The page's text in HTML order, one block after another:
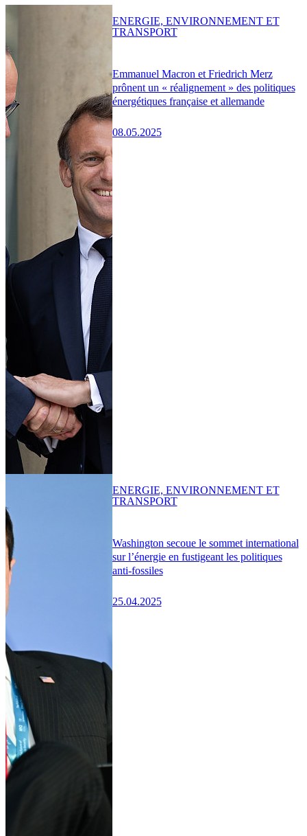
Emmanuel Macron et Friedrich Merz
prônent un « réalignement » des politiques
énergétiques française et allemande
08.05.2025
ENERGIE, ENVIRONNEMENT ET
TRANSPORT
Washington secoue le sommet international
sur l’énergie en fustigeant les politiques
anti-fossiles
25.04.2025
ENERGIE, ENVIRONNEMENT ET
TRANSPORT